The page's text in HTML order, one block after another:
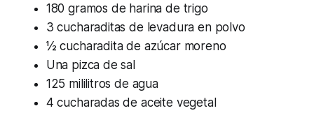
180 gramos de harina de trigo
3 cucharaditas de levadura en polvo
½ cucharadita de azúcar moreno
Una pizca de sal
125 mililitros de agua
4 cucharadas de aceite vegetal